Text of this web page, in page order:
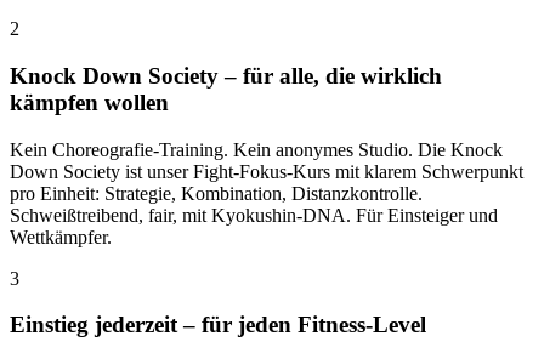
2
Knock Down Society – für alle, die wirklich
kämpfen wollen
Kein Choreografie-Training. Kein anonymes Studio. Die Knock
Down Society ist unser Fight-Fokus-Kurs mit klarem Schwerpunkt
pro Einheit: Strategie, Kombination, Distanzkontrolle.
Schweißtreibend, fair, mit Kyokushin-DNA. Für Einsteiger und
Wettkämpfer.
3
Einstieg jederzeit – für jeden Fitness-Level